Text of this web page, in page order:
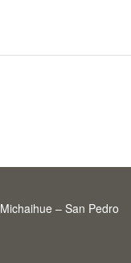
– San Pedro